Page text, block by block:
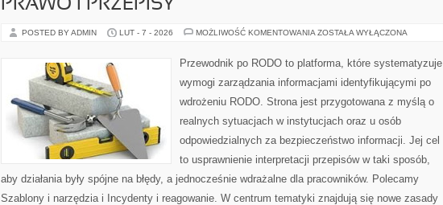
PRAWO I PRZEPISY
POSTED BY ADMIN LUT - 7 - 2026 MOŻLIWOŚĆ KOMENTOWANIA PRAWO
ZOSTAŁA WYŁĄCZONA
Przewodnik po RODO to platforma, które systematyzuje
wymogi zarządzania informacjami identyfikującymi po
wdrożeniu RODO. Strona jest przygotowana z myślą o
realnych sytuacjach w instytucjach oraz u osób
odpowiedzialnych za bezpieczeństwo informacji. Jej cel
to usprawnienie interpretacji przepisów w taki sposób,
aby działania były spójne na błędy, a jednocześnie wdrażalne dla pracowników. Polecamy
Szablony i narzędzia i Incydenty i reagowanie. W centrum tematyki znajdują się nowe zasady